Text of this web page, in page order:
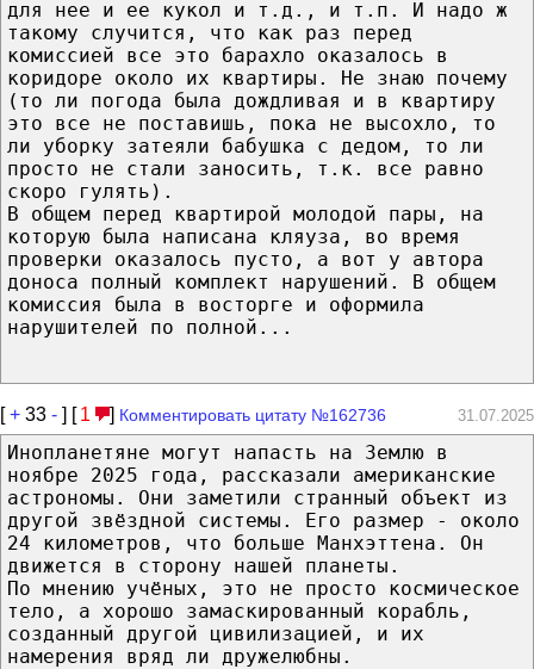
для нее и ее кукол и т.д., и т.п. И надо ж
такому случится, что как раз перед
комиссией все это барахло оказалось в
коридоре около их квартиры. Не знаю почему
(то ли погода была дождливая и в квартиру
это все не поставишь, пока не высохло, то
ли уборку затеяли бабушка с дедом, то ли
просто не стали заносить, т.к. все равно
скоро гулять).
В общем перед квартирой молодой пары, на
которую была написана кляуза, во время
проверки оказалось пусто, а вот у автора
доноса полный комплект нарушений. В общем
комиссия была в восторге и оформила
нарушителей по полной...
[+ 33 - ] [ 1 ] Комментировать цитату №162736 31.07.2025
Инопланетяне могут напасть на Землю в
ноябре 2025 года, рассказали американские
астрономы. Они заметили странный объект из
другой звёздной системы. Его размер - около
24 километров, что больше Манхэттена. Он
движется в сторону нашей планеты.
По мнению учёных, это не просто космическое
тело, а хорошо замаскированный корабль,
созданный другой цивилизацией, и их
намерения вряд ли дружелюбны.